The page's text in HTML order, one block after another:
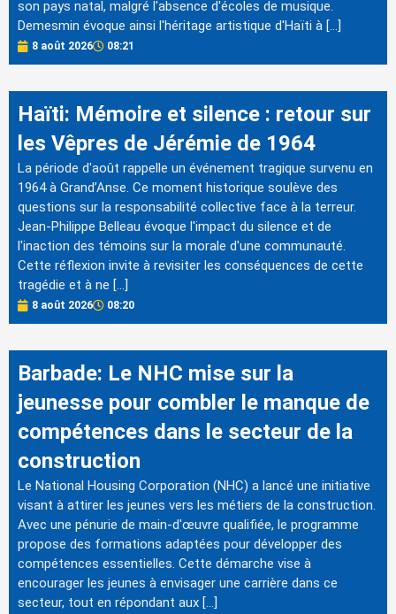
son pays natal, malgré l'absence d'écoles de musique.
Demesmin évoque ainsi l'héritage artistique d'Haïti à […]
8 août 2026 08:21
Haïti: Mémoire et silence : retour sur
les Vêpres de Jérémie de 1964
La période d'août rappelle un événement tragique survenu en
1964 à Grand’Anse. Ce moment historique soulève des
questions sur la responsabilité collective face à la terreur.
Jean-Philippe Belleau évoque l'impact du silence et de
l'inaction des témoins sur la morale d'une communauté.
Cette réflexion invite à revisiter les conséquences de cette
tragédie et à ne […]
8 août 2026 08:20
Barbade: Le NHC mise sur la
jeunesse pour combler le manque de
compétences dans le secteur de la
construction
Le National Housing Corporation (NHC) a lancé une initiative
visant à attirer les jeunes vers les métiers de la construction.
Avec une pénurie de main-d'œuvre qualifiée, le programme
propose des formations adaptées pour développer des
compétences essentielles. Cette démarche vise à
encourager les jeunes à envisager une carrière dans ce
secteur, tout en répondant aux […]